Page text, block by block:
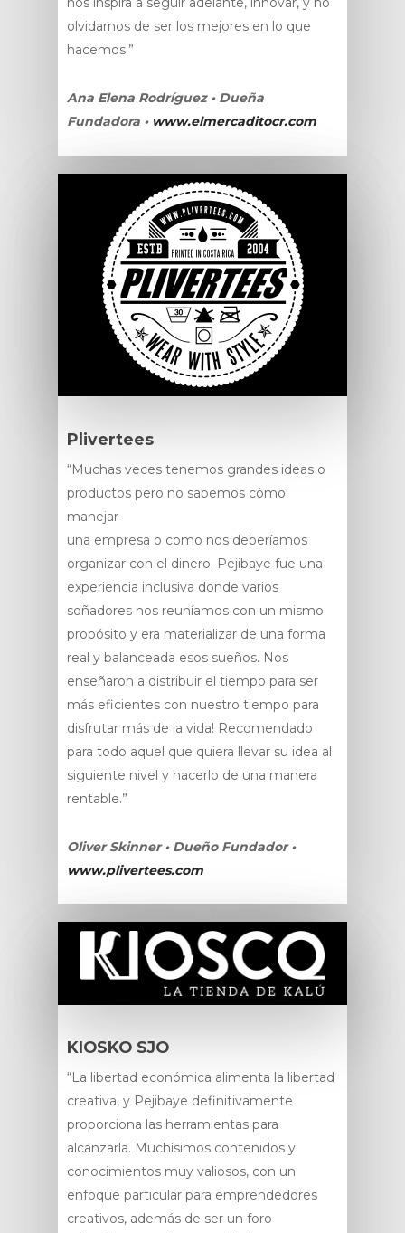
olvidarnos de ser los mejores en lo que
hacemos.”
Ana Elena Rodríguez • Dueña
Fundadora • www.elmercaditocr.com
Plivertees
“Muchas veces tenemos grandes ideas o
productos pero no sabemos cómo
manejar
una empresa o como nos deberíamos
organizar con el dinero. Pejibaye fue una
experiencia inclusiva donde varios
soñadores nos reuníamos con un mismo
propósito y era materializar de una forma
real y balanceada esos sueños. Nos
enseñaron a distribuir el tiempo para ser
más eficientes con nuestro tiempo para
disfrutar más de la vida! Recomendado
para todo aquel que quiera llevar su idea al
siguiente nivel y hacerlo de una manera
rentable.”
Oliver Skinner • Dueño Fundador •
www.plivertees.com
KIOSKO SJO
“La libertad económica alimenta la libertad
creativa, y Pejibaye definitivamente
proporciona las herramientas para
alcanzarla. Muchísimos contenidos y
conocimientos muy valiosos, con un
enfoque particular para emprendedores
creativos, además de ser un foro